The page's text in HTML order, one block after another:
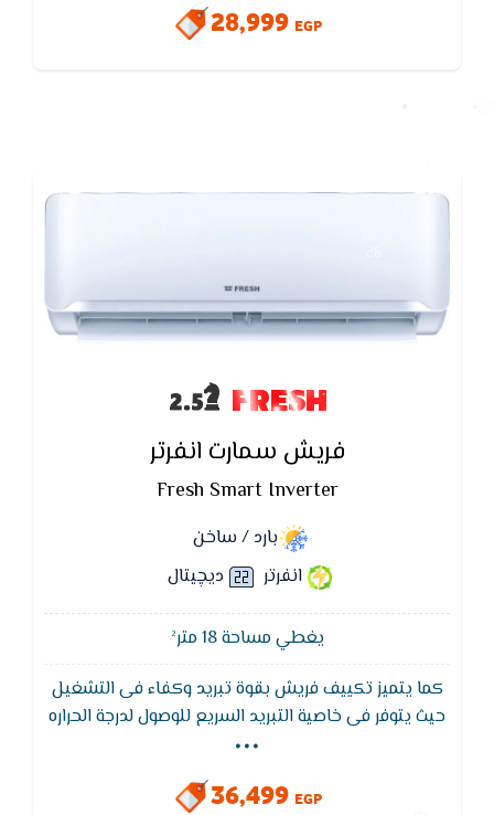
التلقائى يقوم التكييف بتشغيل نفسه تلقائيا عند عودة
28,999 EGP
FRESH
فريش سمارت انفرتر
Fresh Smart Inverter
بارد / ساخن
انفرتر
ديچيتال
يغطي مساحة 18 متر²
كما يتميز تكييف فريش بقوة تبريد وكفاء فى التشغيل
حيث يتوفر فى خاصية التبريد السريع للوصول لدرجة الحراره
المطلوبه فى اقل وقت ممكن ويتميز ايضا تكييف فريش
ويتوفر فيه فلاتر قويه لتنقية الهواء من الاتربة والبكتريا
...
36,499 EGP